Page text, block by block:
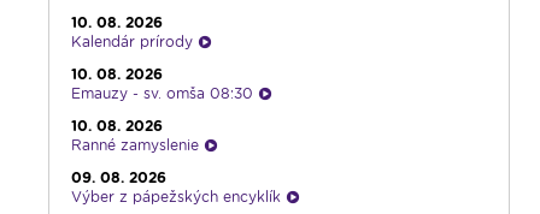
20:10
Gaučing
21:10
Spoznávame Bibliu
21:30
Album týždňa s Imrom Šimigom
21:45
Oldies s Ernie Murínom
23:00
Čítanie na pokračovanie + repríza
10. 08. 2026
Kalendár prírody
10. 08. 2026
Emauzy - sv. omša 08:30
10. 08. 2026
Ranné zamyslenie
09. 08. 2026
Výber z pápežských encyklík